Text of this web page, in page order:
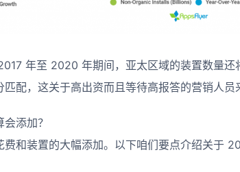
年至 2020 年期间，亚太区域的装置数量
配，这关于高出资而且等待高报答的营销人员
添加？
和装置的大幅添加。以下咱们要点介绍关于